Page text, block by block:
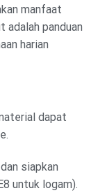
manfaat
adalah panduan
harian
dapat
siapkan
untuk logam).